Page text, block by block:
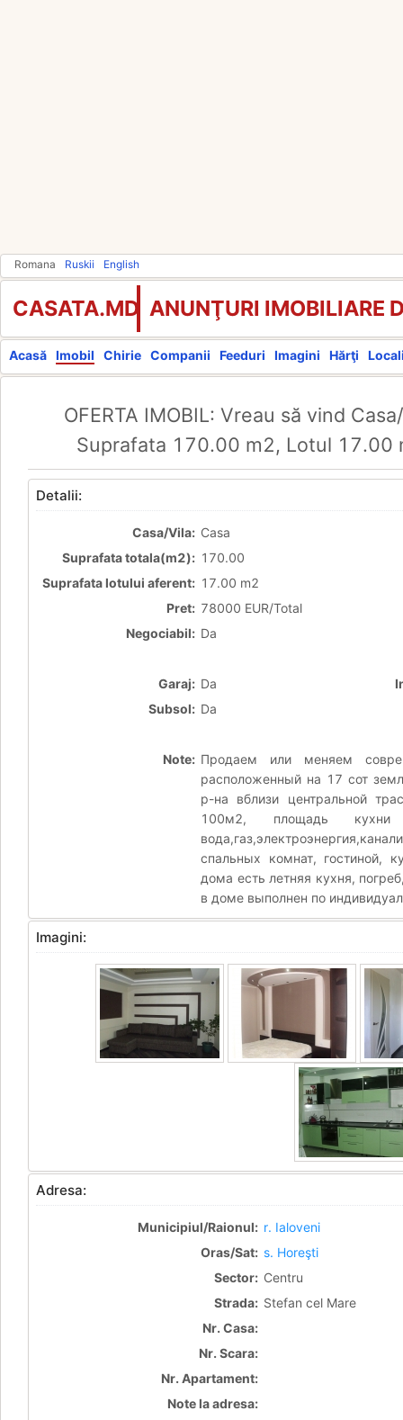
Romana Ruskii English
CASATA.MD ANUNŢURI IMOBILIARE
Acasă Imobil Chirie Companii Feeduri Imagini Hărţi
OFERTA IMOBIL: Vreau să vind
Suprafata 170.00 m2, Lotul 17.00
Detalii:
Casa/Vila: Casa
Suprafata totala(m2): 170.00
Suprafata lotului aferent: 17.00 m2
Pret: 78000 EUR/Total
Negociabil: Da
Garaj: Da
Subsol: Da
Note: Продаем или меняем
расположенный на 17 сот
р-на вблизи центральной
100м2, площадь
спальных комнат, гостиной,
дома есть летняя кухня,
в доме выполнен по
Imagini:
Adresa:
Municipiul/Raionul: r. Ialoveni
Oras/Sat: s. Horeşti
Sector: Centru
Strada: Stefan cel Mare
Nr. Casa:
Nr. Scara:
Nr. Apartament:
Note la adresa: